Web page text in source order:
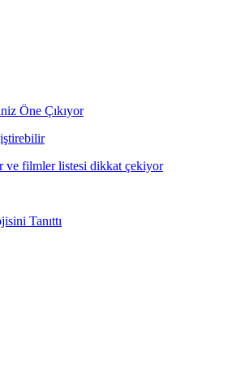
Öne Çıkıyor
ve filmler listesi dikkat çekiyor
Tanıttı